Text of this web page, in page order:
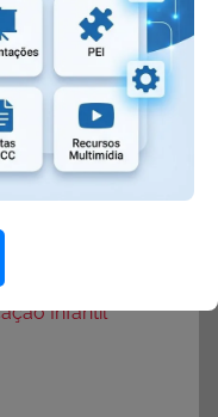
Infantil
Infantil